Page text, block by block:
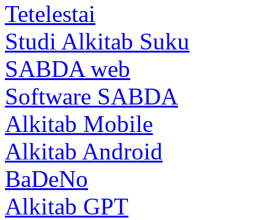
Tetelestai
Studi Alkitab Suku
SABDA web
Software SABDA
Alkitab Mobile
Alkitab Android
BaDeNo
Alkitab GPT